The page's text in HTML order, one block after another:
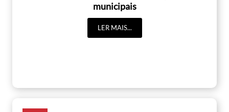
municipais
LER MAIS...